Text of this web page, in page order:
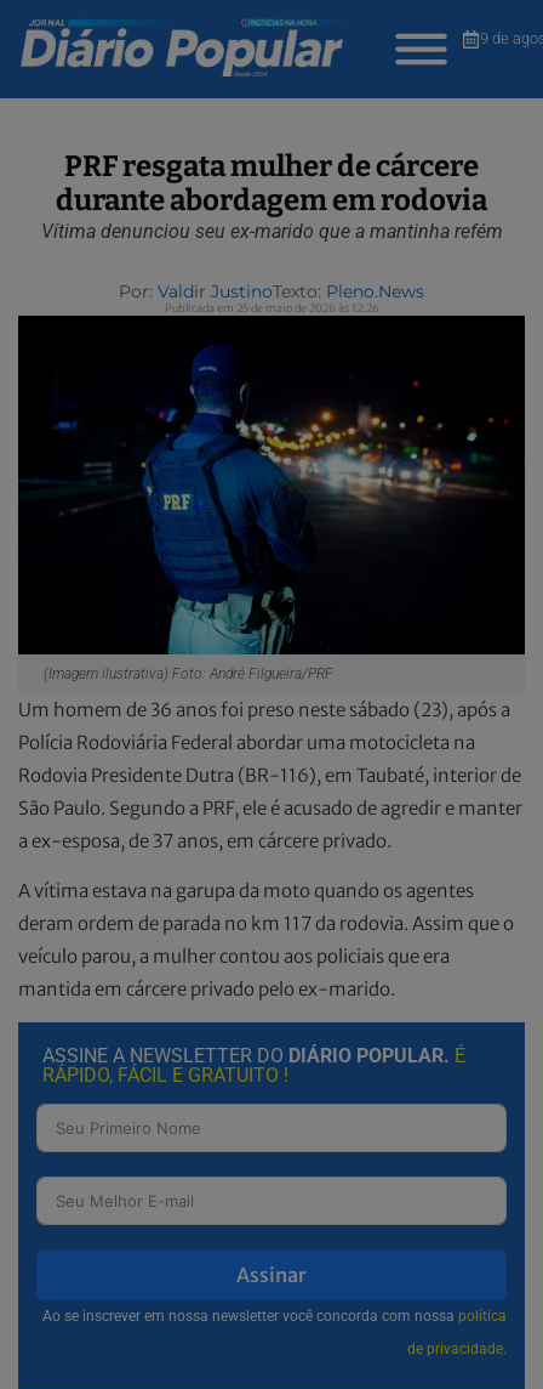
9 de
PRF resgata mulher de cárcere
durante abordagem em rodovia
Vítima denunciou seu ex-marido que a mantinha refém
Por: Valdir JustinoTexto: Pleno.News
Publicada em 25 de maio de 2026 às 12:26
(Imagem ilustrativa) Foto: André Filgueira/PRF
Um homem de 36 anos foi preso neste sábado (23), após a
Polícia Rodoviária Federal abordar uma motocicleta na
Rodovia Presidente Dutra (BR-116), em Taubaté, interior de
São Paulo. Segundo a PRF, ele é acusado de agredir e manter
a ex-esposa, de 37 anos, em cárcere privado.
A vítima estava na garupa da moto quando os agentes
deram ordem de parada no km 117 da rodovia. Assim que o
veículo parou, a mulher contou aos policiais que era
mantida em cárcere privado pelo ex-marido.
ASSINE A NEWSLETTER DO DIÁRIO POPULAR. É
RÁPIDO, FÁCIL E GRATUITO !
Assinar
Ao se inscrever em nossa newsletter você concorda com nossa política
de privacidade.